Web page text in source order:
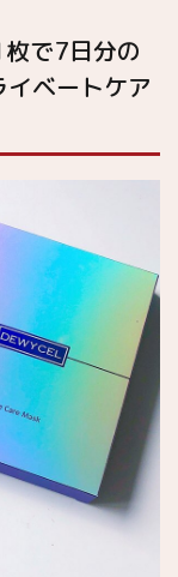
で7日分の
イベートケア